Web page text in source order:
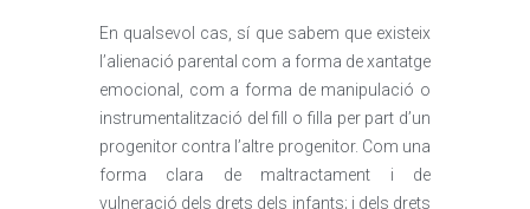
En qualsevol cas, sí que sabem que existeix
l’alienació parental com a forma de xantatge
emocional, com a forma de manipulació o
instrumentalització del fill o filla per part d’un
progenitor contra l’altre progenitor. Com una
forma clara de maltractament i de
vulneració dels drets dels infants; i dels drets